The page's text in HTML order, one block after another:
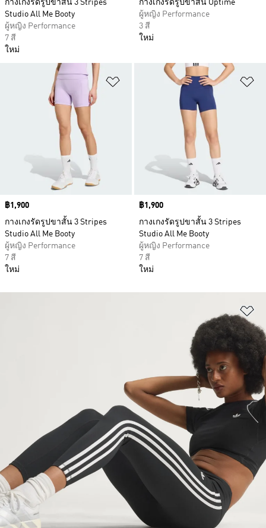
กางเกงรัดรูปขาสั้น 3 Stripes
Studio All Me Booty
ผู้หญิง Performance
7 สี
ใหม่
กางเกงรัดรูปขาสั้น Optimé
ผู้หญิง Performance
3 สี
ใหม่
เพิ่มไปยังรายการสินค้าโปรด
Price
฿1,900
กางเกงรัดรูปขาสั้น 3 Stripes
Studio All Me Booty
ผู้หญิง Performance
7 สี
ใหม่
Price
฿1,900
กางเกงรัดรูปขาสั้น 3 Stripes
Studio All Me Booty
ผู้หญิง Performance
7 สี
ใหม่